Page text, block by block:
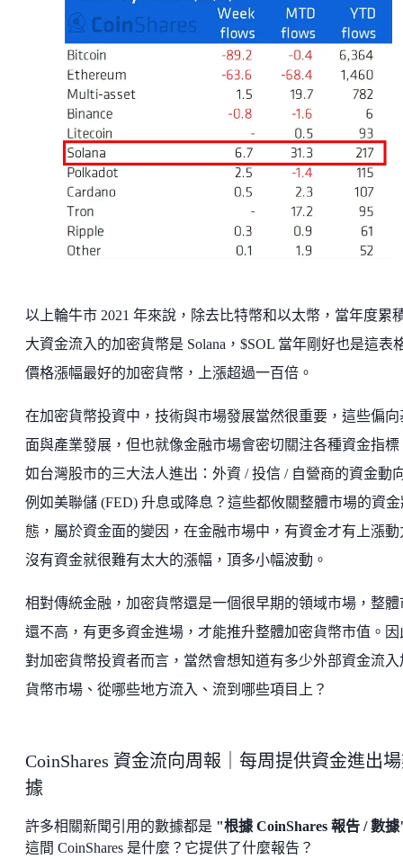
以上輪牛市 2021 年來說，除去比特幣和以太幣，當年度累
大資金流入的加密貨幣是 Solana，$SOL 當年剛好也是這表
價格漲幅最好的加密貨幣，上漲超過一百倍。
在加密貨幣投資中，技術與市場發展當然很重要，這些偏向
面與產業發展，但也就像金融市場會密切關注各種資金指標
如台灣股市的三大法人進出：外資 / 投信 / 自營商的資金動
例如美聯儲 (FED) 升息或降息？這些都攸關整體市場的資金
態，屬於資金面的變因，在金融市場中，有資金才有上漲動
沒有資金就很難有太大的漲幅，頂多小幅波動。
相對傳統金融，加密貨幣還是一個很早期的領域市場，整體
還不高，有更多資金進場，才能推升整體加密貨幣市值。因
對加密貨幣投資者而言，當然會想知道有多少外部資金流入
貨幣市場、從哪些地方流入、流到哪些項目上？
CoinShares 資金流向周報｜每周提供資金進出
據
許多相關新聞引用的數據都是 "根據 CoinShares 報告 / 數
這間 CoinShares 是什麼？它提供了什麼報告？